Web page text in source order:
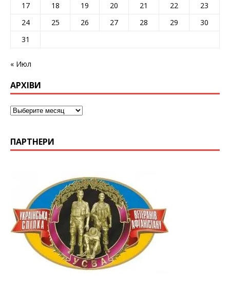
17
18 19 20 21 22
23
24
25 26 27 28 29
30
31
« Июл
АРХІВИ
ПАРТНЕРИ